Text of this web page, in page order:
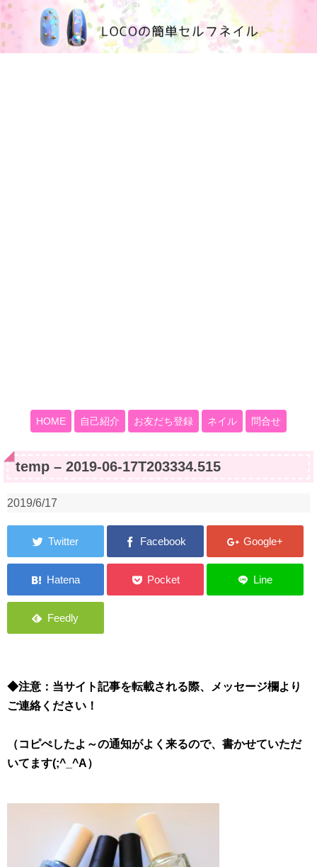
100均大好きママブログ
HOME 自己紹介 お友だち登録 ネイル 問合せ
temp – 2019-06-17T203334.515
2019/6/17
◆注意：当サイト記事を転載される際、メッセージ欄より
ご連絡ください！
（コピぺしたよ～の通知がよく来るので、書かせていただ
いてます(;^_^A）